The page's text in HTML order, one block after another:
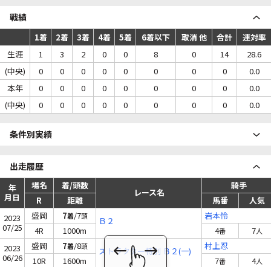
戦績
1着 2着 3着 4着 5着 6着以下 取消 他 合計
連対率
生涯
1 3 2 0 0 8 0 14
28.6
(中央)
0 0 0 0 0 0 0 0
0.0
本年
0 0 0 0 0 0 0 0
0.0
(中央)
0 0 0 0 0 0 0 0 0.0
条件別実績
出走履歴
年
月日
場名 着/頭数
レース名
騎手
R
距離 馬番
人気
2023
07/25
盛岡 7着/7頭 Ｂ２
岩本怜
4R
1000m 4番 7人
2023
06/26
盛岡 7着/8頭 ストラクター特別 Ｂ２(一)
村上忍
10R
1600m 7番 4人